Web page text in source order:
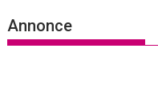
Annonce